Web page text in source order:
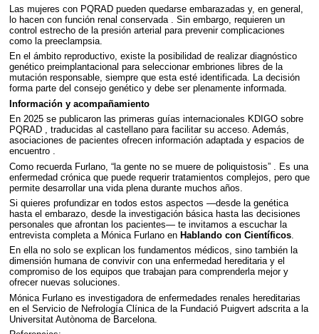
Las mujeres con PQRADpueden quedarse embarazadas y, en general,
lo hacen con función renal conservada . Sin embargo, requieren un
control estrecho de la presión arterial para prevenir complicaciones
como la preeclampsia.
En el ámbito reproductivo, existe la posibilidad de realizar diagnóstico
genético preimplantacional para seleccionar embriones libres de la
mutación responsable, siempre que esta esté identificada. La decisión
forma parte del consejo genético y debe ser plenamente informada.
Información y acompañamiento
En 2025 se publicaron las primeras guías internacionales KDIGOsobre
PQRAD, traducidas al castellano para facilitar su acceso. Además,
asociaciones de pacientes ofrecen información adaptada y espacios de
encuentro .
Como recuerda Furlano, “la gente no se muere de poliquistosis” . Es una
enfermedad crónica que puede requerir tratamientos complejos, pero que
permite desarrollar una vida plena durante muchos años.
Si quieres profundizar en todos estos aspectos —desde la genética
hasta el embarazo, desde la investigación básica hasta las decisiones
personales que afrontan los pacientes— te invitamos a escuchar la
entrevista completa a Mónica Furlano en Hablando con Científicos.
En ella no solo se explican los fundamentos médicos, sino también la
dimensión humana de convivir con una enfermedad hereditaria y el
compromiso de los equipos que trabajan para comprenderla mejor y
ofrecer nuevas soluciones.
Mónica Furlano es investigadora de enfermedades renales hereditarias
en el Servicio de Nefrología Clínica de la Fundació Puigvert adscrita a la
Universitat Autònoma de Barcelona.